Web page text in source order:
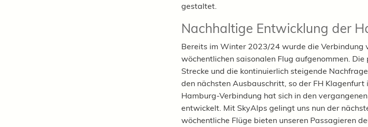
gestaltet.
Nachhaltige Entwicklung der
Bereits im Winter 2023/24 wurde die Verbindung
wöchentlichen saisonalen Flug aufgenommen.
Strecke und die kontinuierlich steigende
den nächsten Ausbauschritt, so der FH Klagenfurt
Hamburg-Verbindung hat sich in den
entwickelt. Mit SkyAlps gelingt uns nun der
wöchentliche Flüge bieten unseren Passagieren